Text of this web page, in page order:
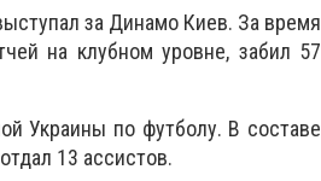
за Динамо Киев. За время
на клубном уровне, забил 57
Украины по футболу. В составе
13 ассистов.